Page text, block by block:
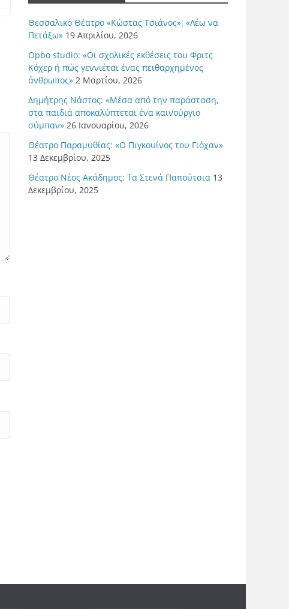
Θεσσαλικό Θέατρο «Κώστας Τσιάνος»: «Λέω να
Πετάξω» 19 Απριλίου, 2026
Opbo studio: «Οι σχολικές εκθέσεις του Φριτς
Κόχερ ή πώς γεννιέται ένας πειθαρχημένος
άνθρωπος» 2 Μαρτίου, 2026
Δημήτρης Νάστος: «Μέσα από την παράσταση,
στα παιδιά αποκαλύπτεται ένα καινούργιο
σύμπαν» 26 Ιανουαρίου, 2026
Θέατρο Παραμυθίας: «Ο Πιγκουίνος του Γιόχαν»
13 Δεκεμβρίου, 2025
Θέατρο Νέος Ακάδημος: Τα Στενά Παπούτσια 13
Δεκεμβρίου, 2025